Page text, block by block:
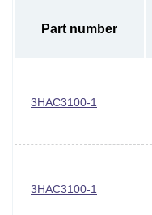
Part number
3HAC3100-1
3HAC3100-1